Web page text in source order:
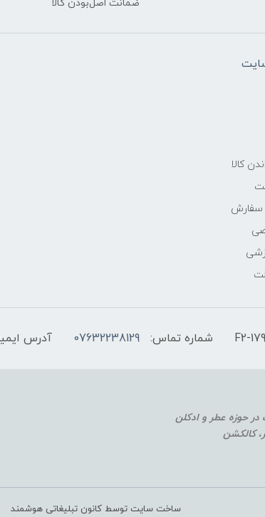
ضمانت اصل‌بودن کالا
کالا
سفارش
شماره تماس: 07632238129 آدرس
کالکشن
ساخت سایت توسط کانون تبلیغاتی هوشمند